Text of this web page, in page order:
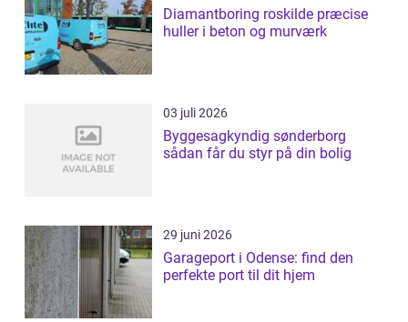
Diamantboring roskilde præcise
huller i beton og murværk
03 juli 2026
Byggesagkyndig sønderborg
sådan får du styr på din bolig
29 juni 2026
Garageport i Odense: find den
perfekte port til dit hjem